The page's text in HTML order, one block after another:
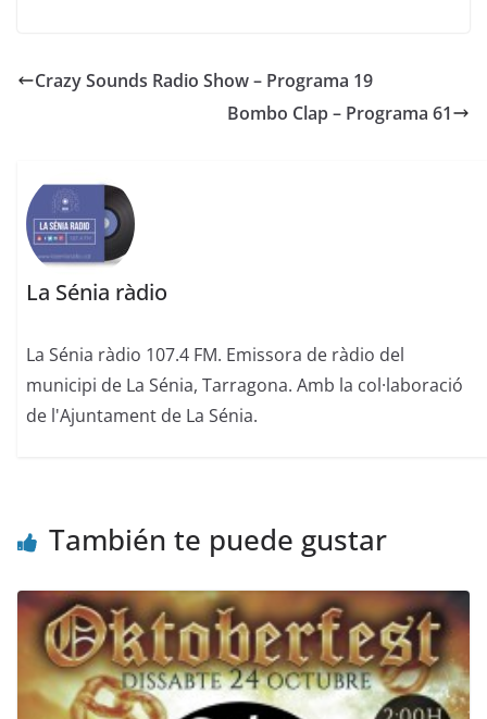
Crazy Sounds Radio Show – Programa 19
Bombo Clap – Programa 61
La Sénia ràdio
La Sénia ràdio 107.4 FM. Emissora de ràdio del
municipi de La Sénia, Tarragona. Amb la col·laboració
de l'Ajuntament de La Sénia.
También te puede gustar